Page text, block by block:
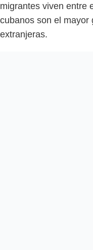
migrantes viven entre
cubanos son el mayor
extranjeras.